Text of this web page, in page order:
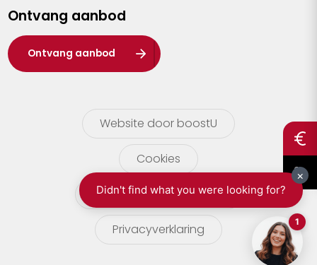
Waasland
Wuustwezel
Zoersel
Ontvang aanbod
Ontvang aanbod
Website door boostU
Cookies
gebruikersvoorwaarden
Privacyverklaring